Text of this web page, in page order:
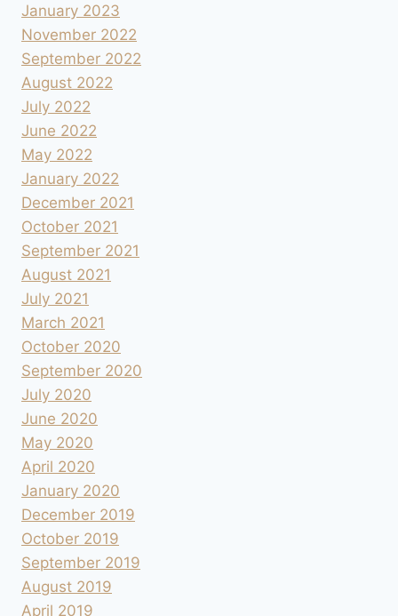
January 2023
November 2022
September 2022
August 2022
July 2022
June 2022
May 2022
January 2022
December 2021
October 2021
September 2021
August 2021
July 2021
March 2021
October 2020
September 2020
July 2020
June 2020
May 2020
April 2020
January 2020
December 2019
October 2019
September 2019
August 2019
April 2019